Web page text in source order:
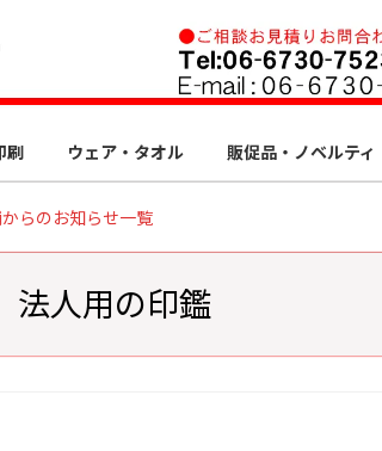
刷 ウェア・タオル 販促品・ノベルティ
らのお知らせ一覧
法人用の印鑑